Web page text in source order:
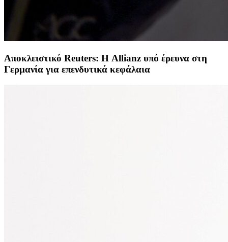
Αποκλειστικό Reuters: Η Allianz υπό έρευνα στη
Γερμανία για επενδυτικά κεφάλαια